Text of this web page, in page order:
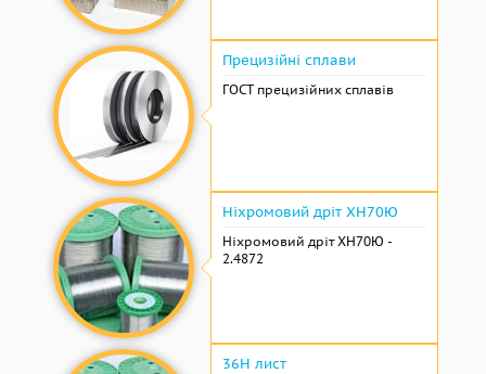
Прецизійні сплави
ГОСТ прецизійних сплавів
Ніхромовий дріт ХН70Ю
Ніхромовий дріт ХН70Ю -
2.4872
36Н лист